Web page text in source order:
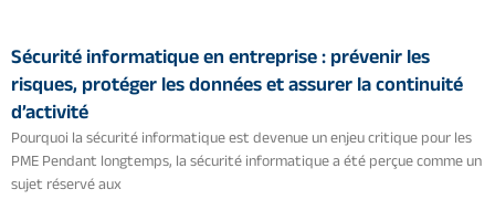
Sécurité informatique en entreprise : prévenir les
risques, protéger les données et assurer la continuité
d’activité
Pourquoi la sécurité informatique est devenue un enjeu critique pour les
PME Pendant longtemps, la sécurité informatique a été perçue comme un
sujet réservé aux